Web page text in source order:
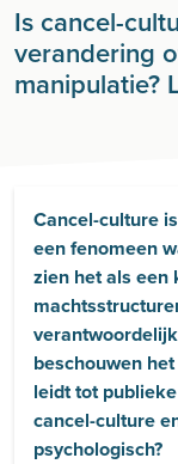
Is cancel-
verandering
manipulatie?
Cancel-culture
een fenomeen
zien het als een
beschouwen
leidt tot
cancel-culture
psychologisch?